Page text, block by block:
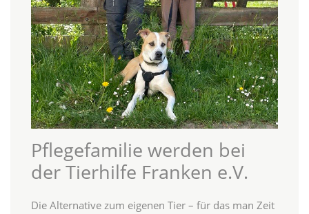
Pflegefamilie werden bei
der Tierhilfe Franken e.V.
Die Alternative zum eigenen Tier – für das man Zeit